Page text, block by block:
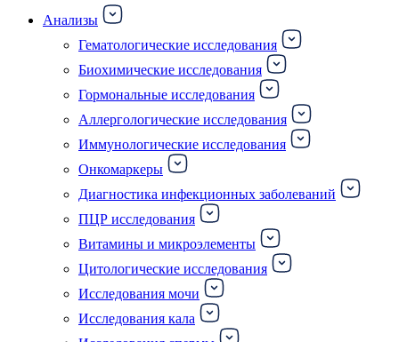
Анализы
Гематологические исследования
Биохимические исследования
Гормональные исследования
Аллергологические исследования
Иммунологические исследования
Онкомаркеры
Диагностика инфекционных заболеваний
ПЦР исследования
Витамины и микроэлементы
Цитологические исследования
Исследования мочи
Исследования кала